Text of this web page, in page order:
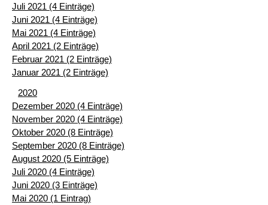
Juli 2021 (4 Einträge)
Juni 2021 (4 Einträge)
Mai 2021 (4 Einträge)
April 2021 (2 Einträge)
Februar 2021 (2 Einträge)
Januar 2021 (2 Einträge)
2020
Dezember 2020 (4 Einträge)
November 2020 (4 Einträge)
Oktober 2020 (8 Einträge)
September 2020 (8 Einträge)
August 2020 (5 Einträge)
Juli 2020 (4 Einträge)
Juni 2020 (3 Einträge)
Mai 2020 (1 Eintrag)